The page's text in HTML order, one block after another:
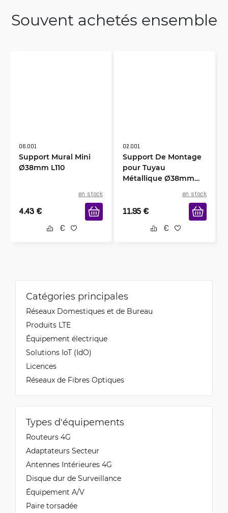
Souvent achetés ensemble
06.001
Support Mural Mini
Ø38mm L110
en stock
4.43 €
02.001
Support De Montage
pour Tuyau
Métallique Ø38mm
en stock
11.95 €
Catégories principales
Réseaux Domestiques et de Bureau
Produits LTE
Équipement électrique
Solutions IoT (IdO)
Licences
Réseaux de Fibres Optiques
Types d'équipements
Routeurs 4G
Adaptateurs Secteur
Antennes Intérieures 4G
Disque dur de Surveillance
Équipement A/V
Paire torsadée